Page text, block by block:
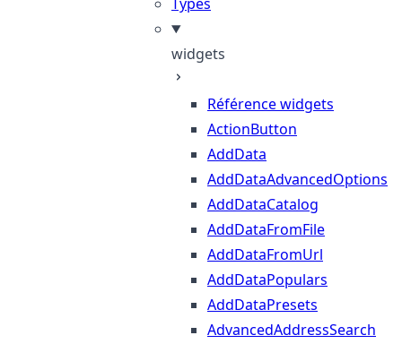
widgets
Référence widgets
ActionButton
AddData
AddDataAdvancedOptions
AddDataCatalog
AddDataFromFile
AddDataFromUrl
AddDataPopulars
AddDataPresets
AdvancedAddressSearch